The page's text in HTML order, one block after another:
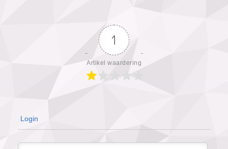
1
Artikel waardering
Login